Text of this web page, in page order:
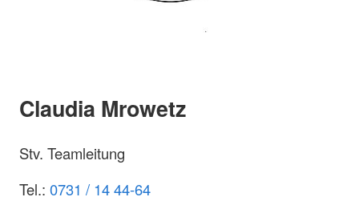
Claudia Mrowetz
Stv. Teamleitung
Tel.: 0731 / 14 44-64